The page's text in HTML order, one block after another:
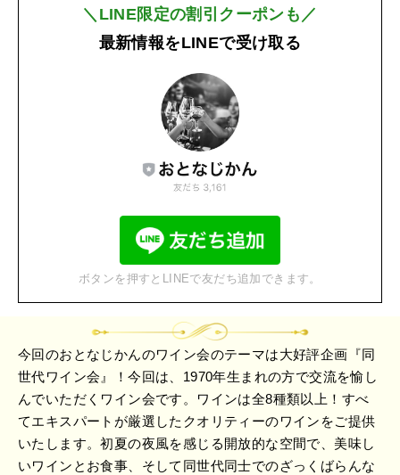
＼LINE限定の割引クーポンも／
最新情報をLINEで受け取る
ボタンを押すとLINEで友だち追加できます。
今回のおとなじかんのワイン会のテーマは大好評企画『同
世代ワイン会』！今回は、1970年生まれの方で交流を愉し
んでいただくワイン会です。ワインは全8種類以上！すべ
てエキスパートが厳選したクオリティーのワインをご提供
いたします。初夏の夜風を感じる開放的な空間で、美味し
いワインとお食事、そして同世代同士でのざっくばらんな